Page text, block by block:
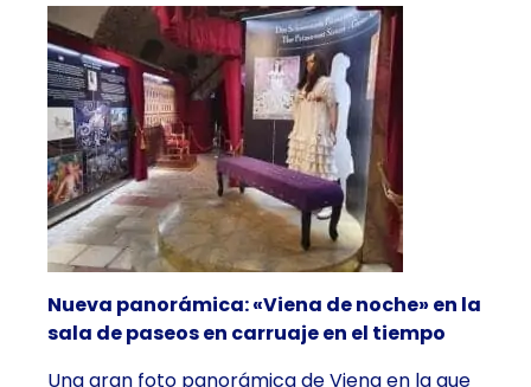
Nueva panorámica: «Viena de noche» en la
sala de paseos en carruaje en el tiempo
Una gran foto panorámica de Viena en la que